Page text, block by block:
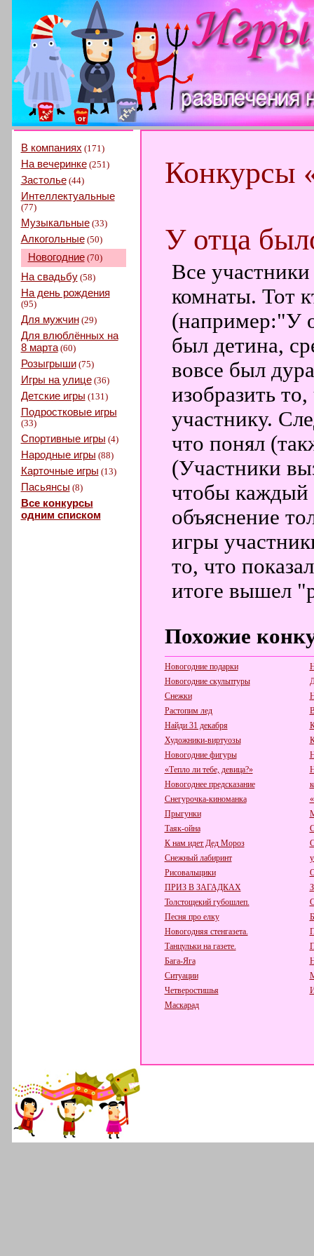
В компаниях (171)
На вечеринке(251)
Застолье(44)
Интеллектуальные
(77)
Музыкальные(33)
Алкогольные(50)
Новогодние(70)
На свадьбу(58)
На день рождения
(95)
Для мужчин(29)
Для влюблённых на
8 марта(60)
Розыгрыши(75)
Игры на улице(36)
Детские игры (131)
Подростковые игры
(33)
Спортивные игры (4)
Народные игры (88)
Карточные игры (13)
Пасьянсы (8)
Все конкурсы
одним списком
Конкурсы
У отца
Все
комнаты. Тот
(например:"У
был детина,
вовсе был
изобразить
участнику.
что понял
(Участники
чтобы каждый
объяснение
игры
то, что
итоге вышел
Похожие
Новогодние подарки
Новогодние скульптуры
Снежки
Растопим лед
Найди 31 декабря
Художники-виртуозы
Новогодние фигуры
«Тепло ли тебе, девица?»
Новогоднее предсказание
Снегурочка-киноманка
Прыгунки
Таяк-ойна
К нам идет Дед Мороз
Снежный лабиринт
Рисовальщики
ПРИЗ В ЗАГАДКАХ
Толстощекий губошлеп.
Песня про елку
Новогодняя стенгазета.
Танцульки на газете.
Бага-Яга
Ситуации
Четверостишья
Маскарад